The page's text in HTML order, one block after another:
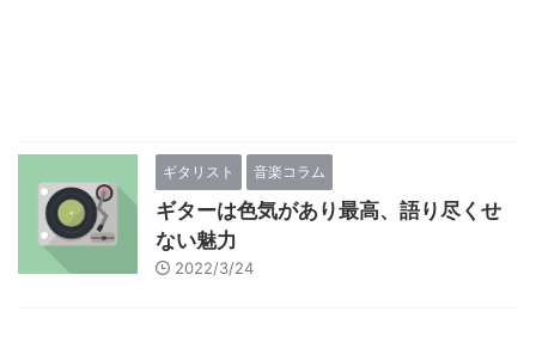
ギタリスト 音楽コラム
ギターは色気があり最高、語り尽くせ
ない魅力
2022/3/24